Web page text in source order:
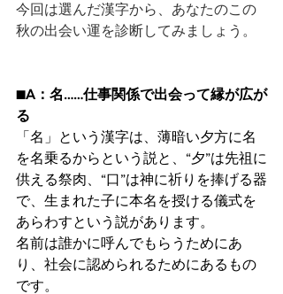
今回は選んだ漢字から、あなたのこの
秋の出会い運を診断してみましょう。
■A：名……仕事関係で出会って縁が広が
る
「名」という漢字は、薄暗い夕方に名
を名乗るからという説と、“夕”は先祖に
供える祭肉、“口”は神に祈りを捧げる器
で、生まれた子に本名を授ける儀式を
あらわすという説があります。
名前は誰かに呼んでもらうためにあ
り、社会に認められるためにあるもの
です。